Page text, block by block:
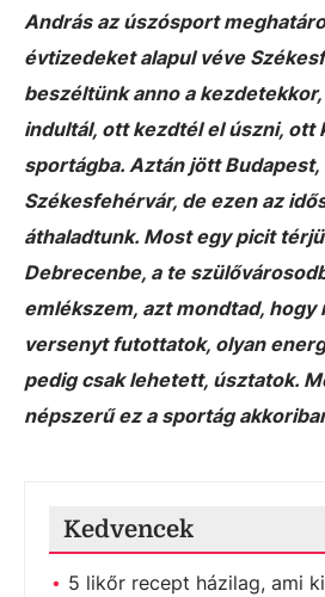
András az úszósport
évtizedeket alapul véve
beszéltünk anno a
indultál, ott kezdtél el úszni, ott
sportágba. Aztán jött Budapest,
Székesfehérvár, de ezen az
áthaladtunk. Most egy picit
Debrecenbe, a te
emlékszem, azt mondtad, hogy
versenyt futottatok, olyan
pedig csak lehetett, úsztatok.
népszerű ez a sportág
Kedvencek
5 likőr recept házilag, ami